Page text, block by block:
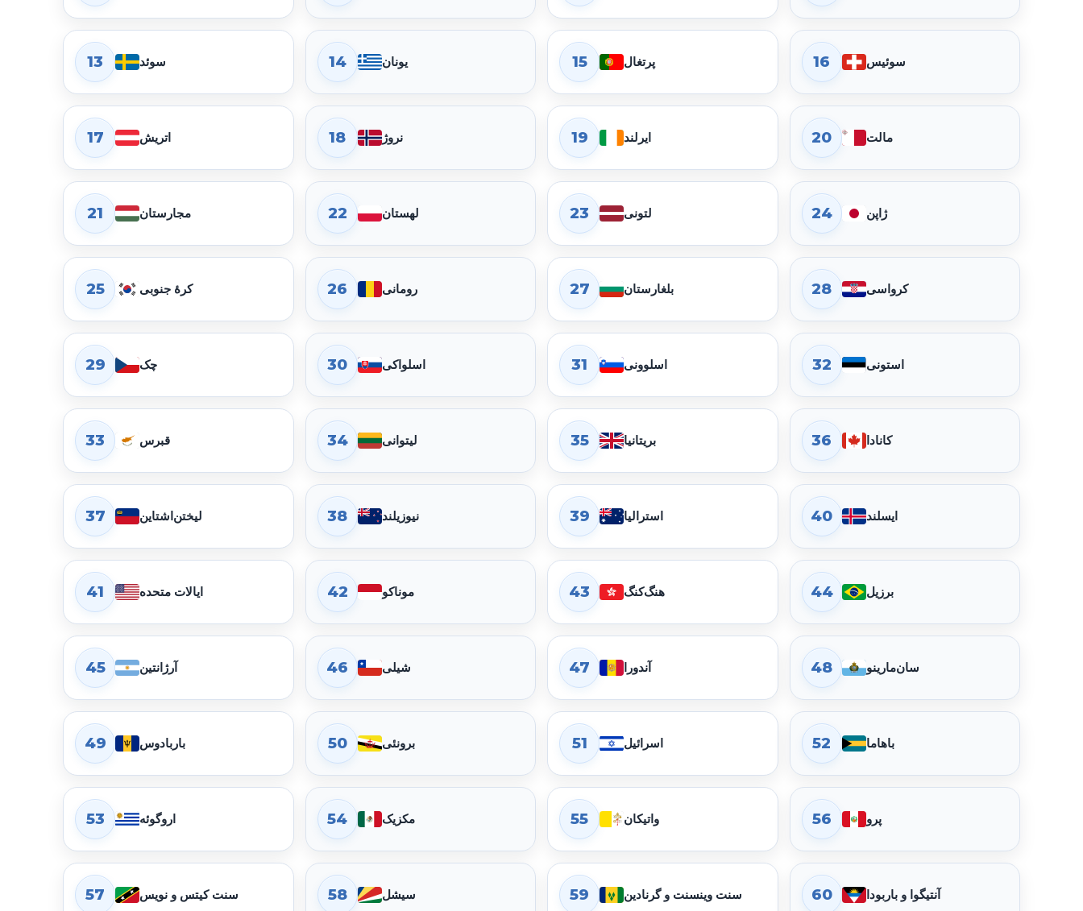
13 سوئد گذرنامه سوئد در رتبه 13 قرار دارد. امتیاز جابه‌جایی 174، دسترسی بدون ویزا 120، دسترسی eTA 11، ویزای هنگام ورود 43 و مقصدهای نیازمند ویزا 24 است. 14 یونان 15 پرتغال 16 سوئیس
17 اتریش گذرنامه اتریش در رتبه 17 قرار دارد. امتیاز جابه‌جایی 174، دسترسی بدون ویزا 119، دسترسی eTA 10، ویزای هنگام ورود 45 و مقصدهای نیازمند ویزا 24 است. 18 نروژ 19 ایرلند 20 مالت
21 مجارستان 22 لهستان 23 لتونی 24 ژاپن
25 کرهٔ جنوبی 26 رومانی 27 بلغارستان 28 کرواسی
29 چک گذرنامه چک در رتبه 29 قرار دارد. امتیاز جابه‌جایی 172، دسترسی بدون ویزا 118، دسترسی eTA 10، ویزای هنگام ورود 44 و مقصدهای نیازمند ویزا 26 است. 30 اسلواکی 31 اسلوونی 32 استونی
33 قبرس 34 لیتوانی 35 بریتانیا 36 کانادا
37 لیختن‌اشتاین 38 نیوزیلند 39 استرالیا 40 ایسلند
41 ایالات متحده 42 موناکو 43 هنگ‌کنگ 44 برزیل
45 آرژانتین گذرنامه آرژانتین در رتبه 45 قرار دارد. امتیاز جابه‌جایی 161، دسترسی بدون ویزا 105، دسترسی eTA 9، ویزای هنگام ورود 47 و مقصدهای نیازمند ویزا 37 است. 46 شیلی 47 آندورا 48 سان‌مارینو
49 باربادوس 50 برونئی 51 اسرائیل 52 باهاما
53 اروگوئه 54 مکزیک 55 واتیکان 56 پرو
57 سنت کیتس و نویس 58 سیشل 59 سنت وینسنت و گرنادین 60 آنتیگوا و باربودا